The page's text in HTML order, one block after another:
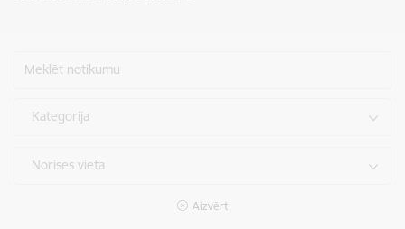
Meklēt notikumu
Kategorija
Norises vieta
Aizvērt